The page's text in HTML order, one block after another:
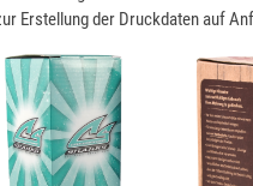
Erstellung der Druckdaten auf